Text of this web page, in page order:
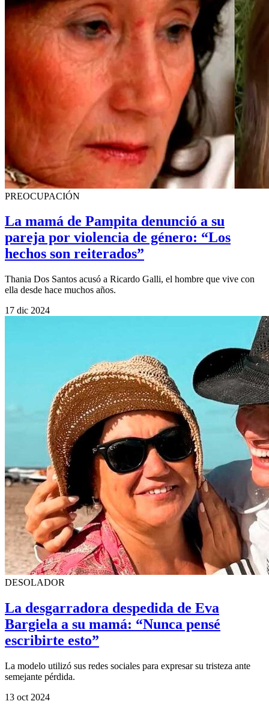
PREOCUPACIÓN
La mamá de Pampita denunció a su
pareja por violencia de género: “Los
hechos son reiterados”
Thania Dos Santos acusó a Ricardo Galli, el hombre que vive con
ella desde hace muchos años.
17 dic 2024
DESOLADOR
La desgarradora despedida de Eva
Bargiela a su mamá: “Nunca pensé
escribirte esto”
La modelo utilizó sus redes sociales para expresar su tristeza ante
semejante pérdida.
13 oct 2024